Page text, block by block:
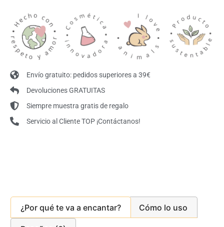
Envío gratuito: pedidos superiores a 39€
Devoluciones GRATUITAS
Siempre muestra gratis de regalo
Servicio al Cliente TOP ¡Contáctanos!
¿Por qué te va a encantar? Cómo lo uso